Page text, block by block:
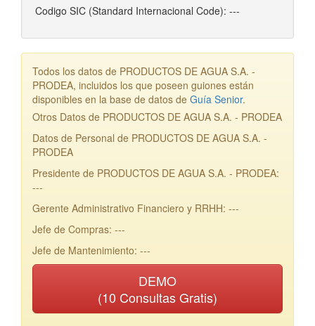
Codigo SIC (Standard Internacional Code): ---
Todos los datos de PRODUCTOS DE AGUA S.A. -
PRODEA, incluidos los que poseen guiones están
disponibles en la base de datos de Guía Senior.
Otros Datos de PRODUCTOS DE AGUA S.A. - PRODEA
Datos de Personal de PRODUCTOS DE AGUA S.A. -
PRODEA
Presidente de PRODUCTOS DE AGUA S.A. - PRODEA:
---
Gerente Administrativo Financiero y RRHH: ---
Jefe de Compras: ---
Jefe de Mantenimiento: ---
DEMO
(10 Consultas Gratis)